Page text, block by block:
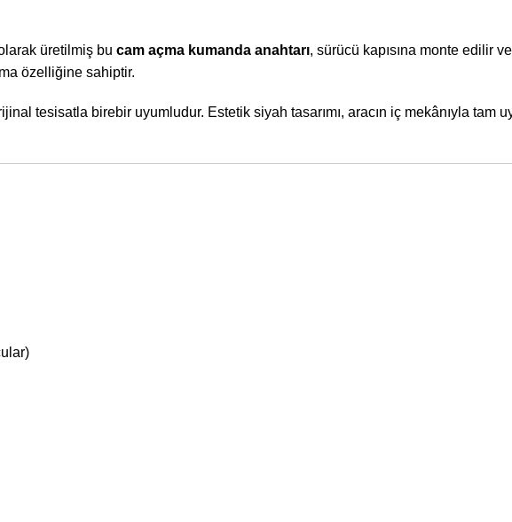
üretilmiş bu cam açma kumanda anahtarı, sürücü kapısına monte edilir
özelliğine sahiptir.
tesisatla birebir uyumludur. Estetik siyah tasarımı, aracın iç mekânıyla